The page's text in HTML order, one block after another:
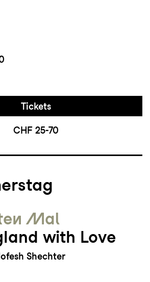
Tickets
CHF 25-70
Mal
with Love
Shechter